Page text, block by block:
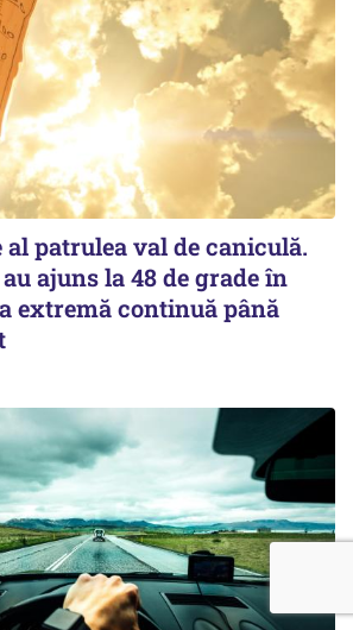
patrulea val de caniculă.
ajuns la 48 de grade în
extremă continuă până